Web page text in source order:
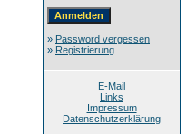
» Password vergessen
» Registrierung
E-Mail
Links
Impressum
Datenschutzerklärung